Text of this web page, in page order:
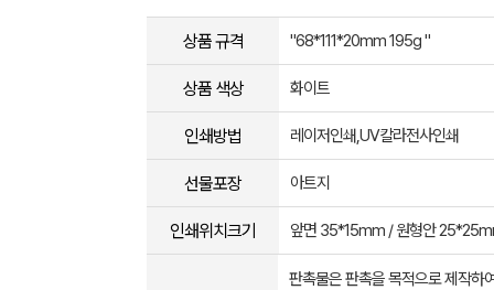
상품 규격 "68*111*20mm 195g "
상품 색상 화이트
인쇄방법 레이저인쇄,UV칼라전사인쇄
선물포장 아트지
인쇄위치크기 앞면 35*15mm / 원형안
판촉물은 판촉을 목적으로 제작하